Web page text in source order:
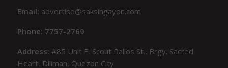
Email: advertise@saksingayon.com
Phone: 7757-2769
Address:#85 Unit F, Scout Rallos St., Brgy. Sacred
Heart, Diliman, Quezon City